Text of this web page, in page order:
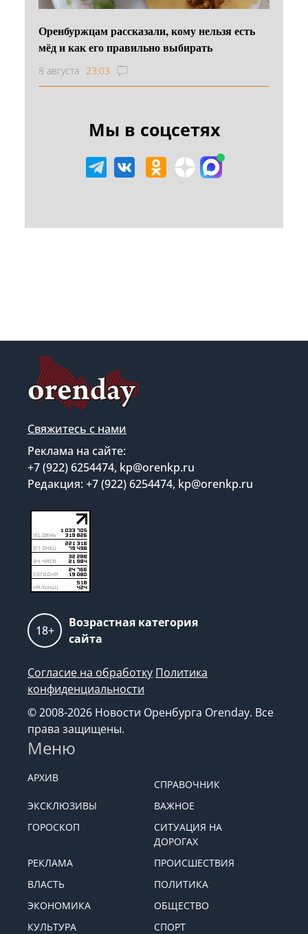
Оренбуржцам рассказали, кому нельзя есть
мёд и как его правильно выбирать
8 августа 23:03
Мы в соцсетях
Свяжитесь с нами
Реклама на сайте:
+7 (922) 6254474, kp@orenkp.ru
Редакция: +7 (922) 6254474, kp@orenkp.ru
18+
Возрастная категория
сайта
Согласие на обработку Политика
конфиденциальности
© 2008-2026 Новости Оренбурга Orenday. Все
права защищены.
Меню
АРХИВ
СПРАВОЧНИК
ЭКСКЛЮЗИВЫ
ВАЖНОЕ
ГОРОСКОП
СИТУАЦИЯ НА
ДОРОГАХ
РЕКЛАМА
ПРОИСШЕСТВИЯ
ВЛАСТЬ
ПОЛИТИКА
ЭКОНОМИКА
ОБЩЕСТВО
КУЛЬТУРА
СПОРТ